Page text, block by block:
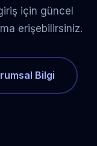
için güncel
erişebilirsiniz.
Bilgi